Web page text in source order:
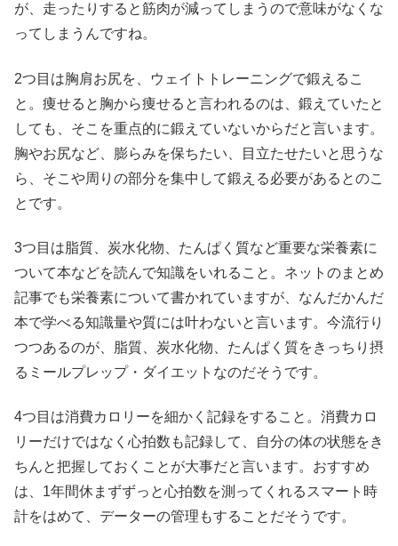
が、走ったりすると筋肉が減ってしまうので意味がなくな
ってしまうんですね。
2つ目は胸肩お尻を、ウェイトトレーニングで鍛えるこ
と。痩せると胸から痩せると言われるのは、鍛えていたと
しても、そこを重点的に鍛えていないからだと言います。
胸やお尻など、膨らみを保ちたい、目立たせたいと思うな
ら、そこや周りの部分を集中して鍛える必要があるとのこ
とです。
3つ目は脂質、炭水化物、たんぱく質など重要な栄養素に
ついて本などを読んで知識をいれること。ネットのまとめ
記事でも栄養素について書かれていますが、なんだかんだ
本で学べる知識量や質には叶わないと言います。今流行り
つつあるのが、脂質、炭水化物、たんぱく質をきっちり摂
るミールプレップ・ダイエットなのだそうです。
4つ目は消費カロリーを細かく記録をすること。消費カロ
リーだけではなく心拍数も記録して、自分の体の状態をき
ちんと把握しておくことが大事だと言います。おすすめ
は、1年間休まずずっと心拍数を測ってくれるスマート時
計をはめて、データーの管理もすることだそうです。